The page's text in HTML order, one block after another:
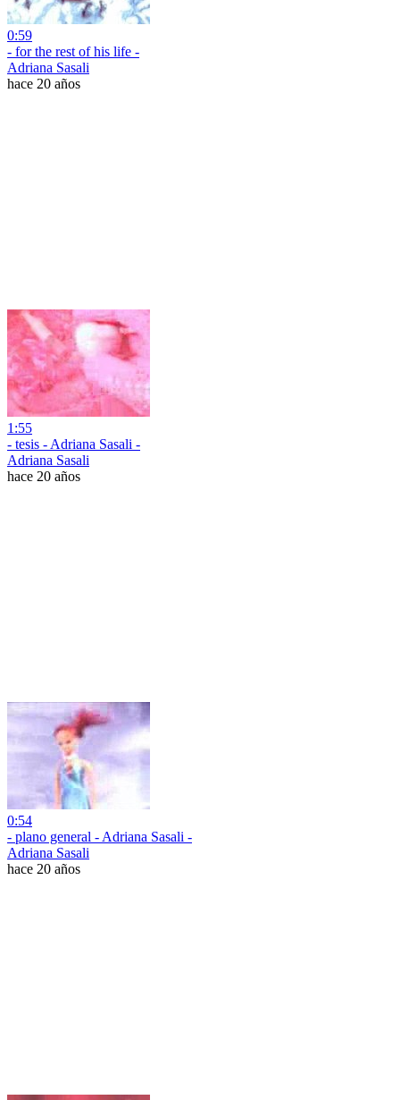
0:59
- for the rest of his life -
Adriana Sasali
hace 20 años
1:55
- tesis - Adriana Sasali -
Adriana Sasali
hace 20 años
0:54
- plano general - Adriana Sasali -
Adriana Sasali
hace 20 años